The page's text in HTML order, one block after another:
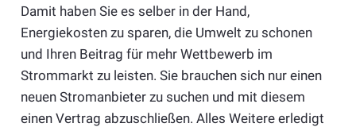
Damit haben Sie es selber in der Hand,
Energiekosten zu sparen, die Umwelt zu schonen
und Ihren Beitrag für mehr Wettbewerb im
Strommarkt zu leisten. Sie brauchen sich nur einen
neuen Stromanbieter zu suchen und mit diesem
einen Vertrag abzuschließen. Alles Weitere erledigt